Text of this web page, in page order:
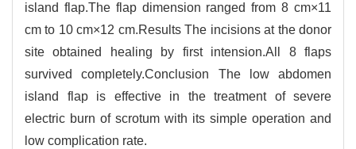
island flap.The flap dimension ranged from 8 cm×11
cm to 10 cm×12 cm.Results The incisions at the donor
site obtained healing by first intension.All 8 flaps
survived completely.Conclusion The low abdomen
island flap is effective in the treatment of severe
electric burn of scrotum with its simple operation and
low complication rate.